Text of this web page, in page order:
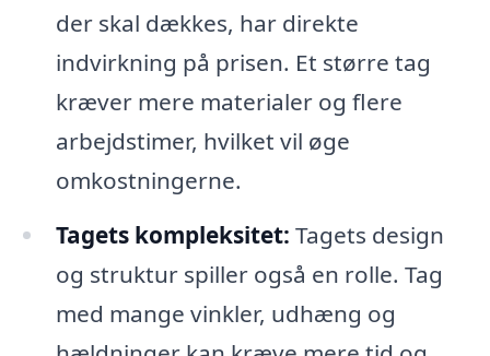
der skal dækkes, har direkte
indvirkning på prisen. Et større tag
kræver mere materialer og flere
arbejdstimer, hvilket vil øge
omkostningerne.
Tagets kompleksitet: Tagets design
og struktur spiller også en rolle. Tag
med mange vinkler, udhæng og